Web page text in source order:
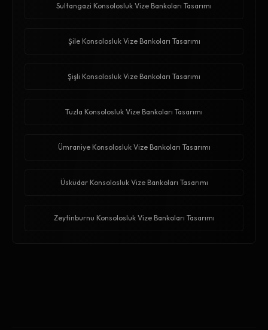
Sultangazi Konsolosluk Vize Bankoları Tasarımı
Şile Konsolosluk Vize Bankoları Tasarımı
Şişli Konsolosluk Vize Bankoları Tasarımı
Tuzla Konsolosluk Vize Bankoları Tasarımı
Ümraniye Konsolosluk Vize Bankoları Tasarımı
Üsküdar Konsolosluk Vize Bankoları Tasarımı
Zeytinburnu Konsolosluk Vize Bankoları Tasarımı